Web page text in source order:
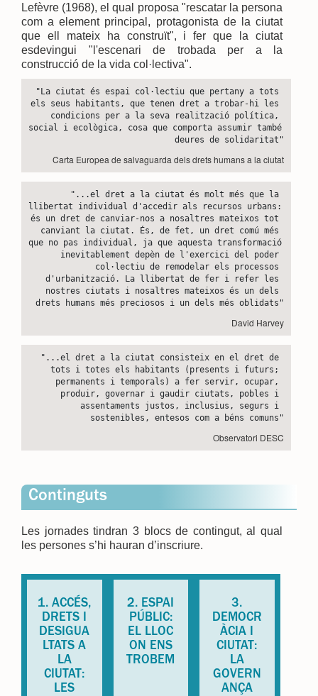
Lefèvre (1968), el qual proposa "rescatar la persona
com a element principal, protagonista de la ciutat
que ell mateix ha construït", i fer que la ciutat
esdevingui "l'escenari de trobada per a la
construcció de la vida col·lectiva".
"La ciutat és espai col·lectiu que pertany a tots
els seus habitants, que tenen dret a trobar-hi les
condicions per a la seva realització política,
social i ecològica, cosa que comporta assumir també
deures de solidaritat"
Carta Europea de salvaguarda dels drets humans a la ciutat
"...el dret a la ciutat és molt més que la
llibertat individual d'accedir als recursos urbans:
és un dret de canviar-nos a nosaltres mateixos tot
canviant la ciutat. És, de fet, un dret comú més
que no pas individual, ja que aquesta transformació
inevitablement depèn de l'exercici del poder
col·lectiu de remodelar els processos
d'urbanització. La llibertat de fer i refer les
nostres ciutats i nosaltres mateixos és un dels
drets humans més preciosos i un dels més oblidats"
David Harvey
"...el dret a la ciutat consisteix en el dret de
tots i totes els habitants (presents i futurs;
permanents i temporals) a fer servir, ocupar,
produir, governar i gaudir ciutats, pobles i
assentaments justos, inclusius, segurs i
sostenibles, entesos com a béns comuns"
Observatori DESC
Continguts
Les jornades tindran 3 blocs de contingut, al qual
les persones s’hi hauran d’inscriure.
1. ACCÉS,
DRETS I
DESIGUA
LTATS A
LA
CIUTAT:
LES
2. ESPAI
PÚBLIC:
EL LLOC
ON ENS
TROBEM
3.
DEMOCR
ÀCIA I
CIUTAT:
LA
GOVERN
ANÇA